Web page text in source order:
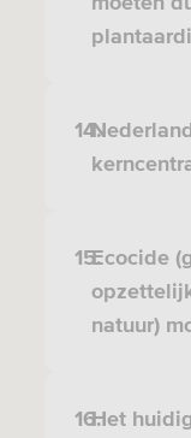
14.
15.Ecocide
natuur)
16.Het